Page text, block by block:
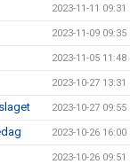
2023-11-11 09:31
2023-11-09 09:35
2023-11-05 11:48
2023-10-27 13:31
2023-10-27 09:55
2023-10-26 16:00
2023-10-26 09:51